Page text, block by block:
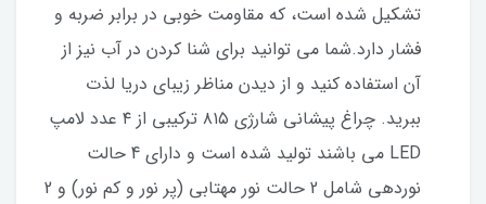
تشکیل شده است، که مقاومت خوبی در برابر ضربه و
فشار دارد.شما می توانید برای شنا کردن در آب نیز از
آن استفاده کنید و از دیدن مناظر زیبای دریا لذت
ببرید. چراغ پیشانی شارژی ۸۱۵ ترکیبی از ۴ عدد لامپ
LED می باشند تولید شده است و دارای 4 حالت
نوردهی شامل 2 حالت نور مهتابی (پر نور و کم نور) و 2